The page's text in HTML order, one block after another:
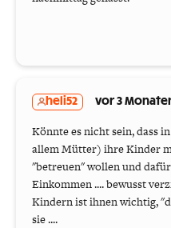
heli52 vor 3
Könnte es nicht sein, dass
allem Mütter) ihre Kinder
"betreuen" wollen und
Einkommen .... bewusst
Kindern ist ihnen wichtig,
sie ....